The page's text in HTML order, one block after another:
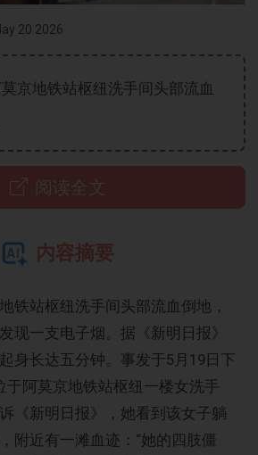
20 2026
京地铁站枢纽洗手间头部流血
阅读全文
内容摘要
铁站枢纽洗手间头部流血倒地，
现一支电子烟。据《新明日报》
身长达五分钟。事发于5月19日下
于阿莫京地铁站枢纽一楼女洗手
《新明日报》，她看到该女子躺
附近有一滩血迹：“她的四肢僵